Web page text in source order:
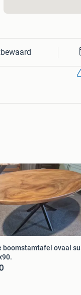
bewaard
boomstamtafel ovaal